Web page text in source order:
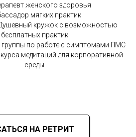
женского здоровья
мягких практик
кружок с возможностью
бесплатных практик
группы по работе с симптомами ПМС
медитаций для корпоративной
среды
НА РЕТРИТ